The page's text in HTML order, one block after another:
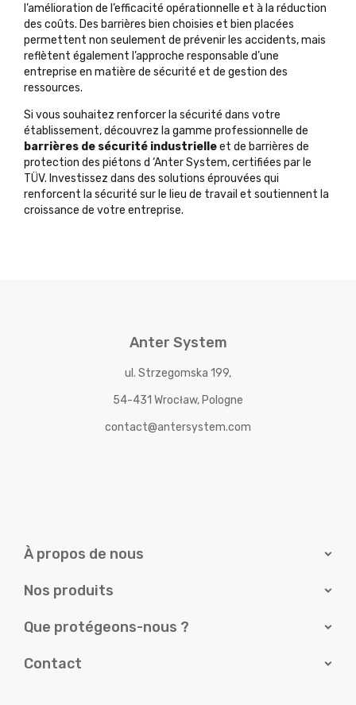
l’amélioration de l’efficacité opérationnelle et à la réduction
des coûts. Des barrières bien choisies et bien placées
permettent non seulement de prévenir les accidents, mais
reflètent également l’approche responsable d’une
entreprise en matière de sécurité et de gestion des
ressources.
Si vous souhaitez renforcer la sécurité dans votre
établissement, découvrez la gamme professionnelle de
barrières de sécurité industrielleet de barrières de
protection des piétons d ‘Anter System,certifiées par le
TÜV. Investissez dans des solutions éprouvées qui
renforcent la sécurité sur le lieu de travail et soutiennent la
croissance de votre entreprise.
Anter System
ul. Strzegomska 199,
54-431 Wrocław, Pologne
contact@antersystem.com
À propos de nous
Nos produits
Que protégeons-nous ?
Contact